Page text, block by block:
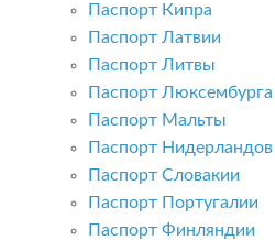
Паспорт Кипра
Паспорт Латвии
Паспорт Литвы
Паспорт Люксембурга
Паспорт Мальты
Паспорт Нидерландов
Паспорт Словакии
Паспорт Португалии
Паспорт Финляндии